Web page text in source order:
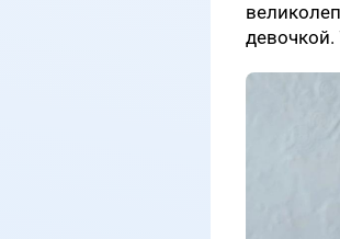
девочкой.